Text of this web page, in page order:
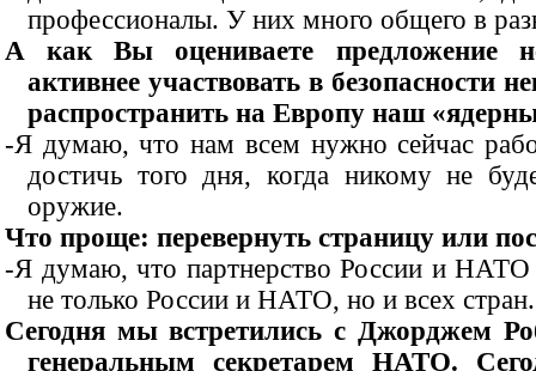
профессионалы. У них много общего в
А как Вы оцениваете предложение
активнее участвовать в безопасности
распространить на Европу наш
-Я думаю, что нам всем нужно сейчас
достичь того дня, когда никому не
оружие.
Что проще: перевернуть страницу или
-Я думаю, что партнерство России и НАТО
не только России и НАТО, но и всех стран.
Сегодня мы встретились с Джорджем
генеральным секретарем НАТО.